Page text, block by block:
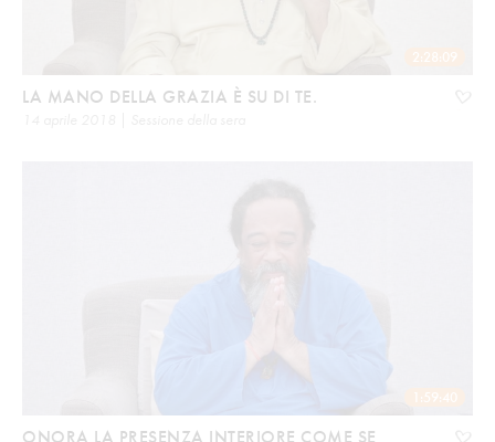
2:28:09
LA MANO DELLA GRAZIA È SU DI TE.
1:59:40
ONORA LA PRESENZA INTERIORE COME SE